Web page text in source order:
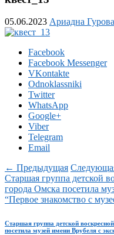
05.06.2023 Ариадна Гурова
Facebook
Facebook Messenger
VKontakte
Odnoklassniki
Twitter
WhatsApp
Google+
Viber
Telegram
Email
← Предыдущая
Старшая группа детской
города Омска посетила
“Первое знакомство с
Старшая группа детской
посетила музей имени Врубеля с